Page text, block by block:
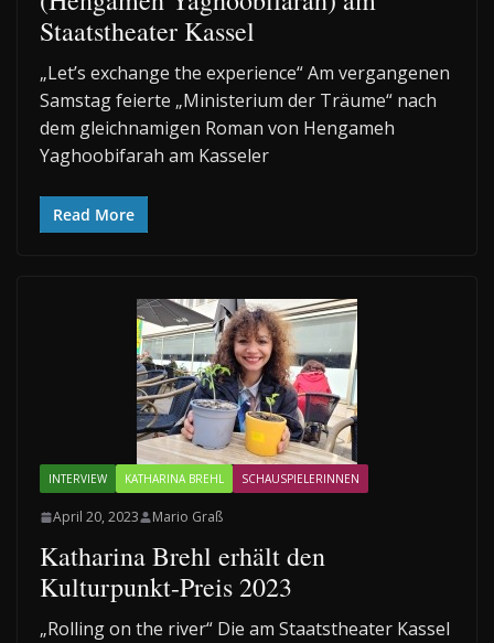
Staatstheater Kassel
„Let’s exchange the experience“ Am vergangenen
Samstag feierte „Ministerium der Träume“ nach
dem gleichnamigen Roman von Hengameh
Yaghoobifarah am Kasseler
Read More
INTERVIEW KATHARINA BREHL SCHAUSPIELERINNEN
April 20, 2023 Mario Graß
Katharina Brehl erhält den
Kulturpunkt-Preis 2023
„Rolling on the river“ Die am Staatstheater Kassel